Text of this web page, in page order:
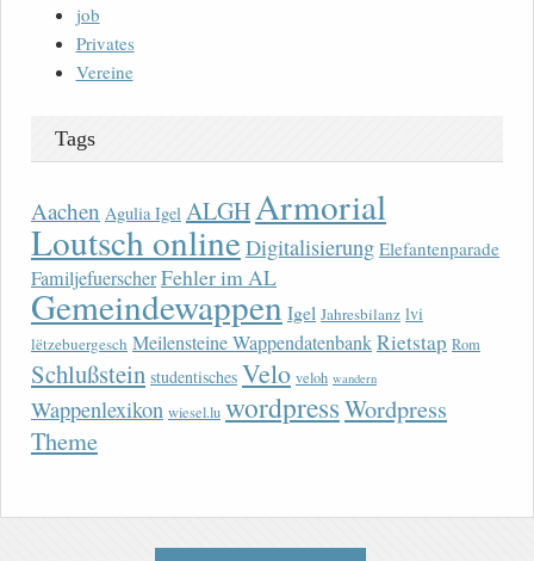
job
Privates
Vereine
Tags
Aachen Agulia Igel ALGHArmorial
Loutsch onlineDigitalisierung Elefantenparade
FamiljefuerscherFehler im AL
Gemeindewappen Igel Jahresbilanz lvi
lëtzebuergesch Meilensteine WappendatenbankRietstap Rom
Schlußstein studentisches Velo veloh wandern
Wappenlexikon wiesel.lu wordpressWordpress
Theme